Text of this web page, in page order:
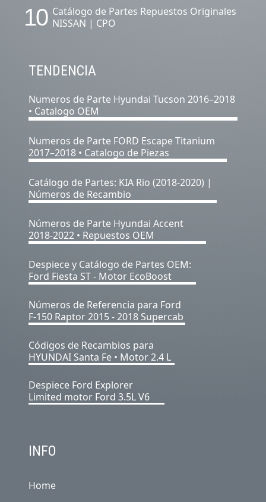
10 Catálogo de Partes Repuestos Originales
NISSAN | CPO
TENDENCIA
Numeros de Parte Hyundai Tucson 2016–2018
• Catalogo OEM
Numeros de Parte FORD Escape Titanium
2017–2018 • Catalogo de Piezas
Catálogo de Partes: KIA Rio (2018-2020) |
Números de Recambio
Números de Parte Hyundai Accent
2018-2022 • Repuestos OEM
Despiece y Catálogo de Partes OEM:
Ford Fiesta ST - Motor EcoBoost
Números de Referencia para Ford
F-150 Raptor 2015 - 2018 Supercab
Códigos de Recambios para
HYUNDAI Santa Fe • Motor 2.4 L
Despiece Ford Explorer
Limited motor Ford 3.5L V6
INFO
Home